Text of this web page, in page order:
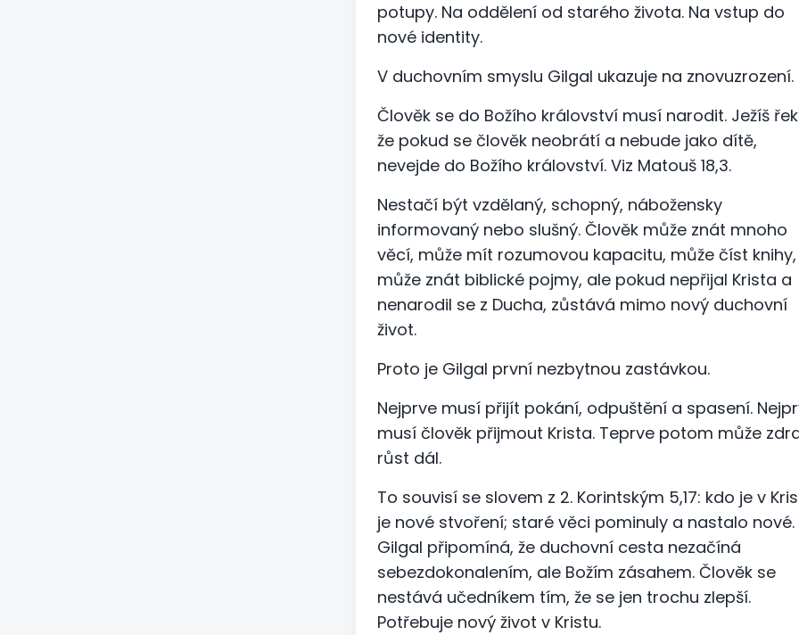
potupy. Na oddělení od starého života. Na vstup do
nové identity.
V duchovním smyslu Gilgal ukazuje na znovuzrození.
Člověk se do Božího království musí narodit. Ježíš
že pokud se člověk neobrátí a nebude jako dítě,
nevejde do Božího království. Viz Matouš 18,3.
Nestačí být vzdělaný, schopný, nábožensky
informovaný nebo slušný. Člověk může znát mnoho
věcí, může mít rozumovou kapacitu, může číst knihy,
může znát biblické pojmy, ale pokud nepřijal Krista a
nenarodil se z Ducha, zůstává mimo nový duchovní
život.
Proto je Gilgal první nezbytnou zastávkou.
Nejprve musí přijít pokání, odpuštění a spasení.
musí člověk přijmout Krista. Teprve potom může
růst dál.
To souvisí se slovem z 2. Korintským 5,17: kdo je v
je nové stvoření; staré věci pominuly a nastalo nové.
Gilgal připomíná, že duchovní cesta nezačíná
sebezdokonalením, ale Božím zásahem. Člověk se
nestává učedníkem tím, že se jen trochu zlepší.
Potřebuje nový život v Kristu.